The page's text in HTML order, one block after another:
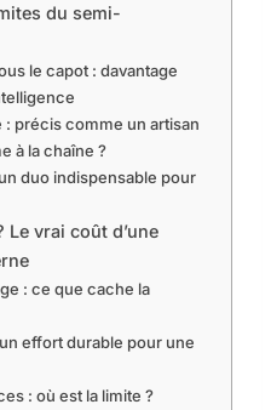
du semi-
le capot : davantage
précis comme un artisan
à la chaîne ?
duo indispensable pour
Le vrai coût d’une
: ce que cache la
effort durable pour une
: où est la limite ?